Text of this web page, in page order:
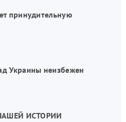
принудительную
Украины неизбежен
ИСТОРИИ